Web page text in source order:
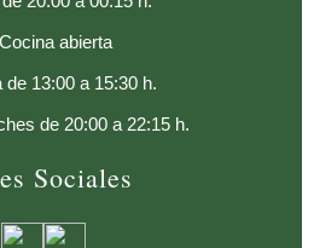
abierta
de 13:00 a 15:30 h.
de 20:00 a 22:15 h.
Sociales